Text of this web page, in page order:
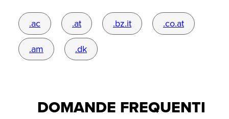
.ac .at .bz.it .co.at
.am .dk
DOMANDE FREQUENTI